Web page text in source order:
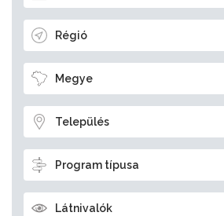
Régió
Megye
Település
Program típusa
Látnivalók